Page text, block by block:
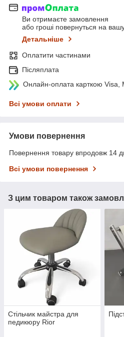
Ви отримаєте замовлення
або гроші повернуться на
Детальніше
Оплатити частинами
Післяплата
Онлайн-оплата карткою Visa,
Всі умови оплати
Умови повернення
Повернення товару впродовж 14
Всі умови повернення
З цим товаром також
Стільчик майстра для
педикюру Rior